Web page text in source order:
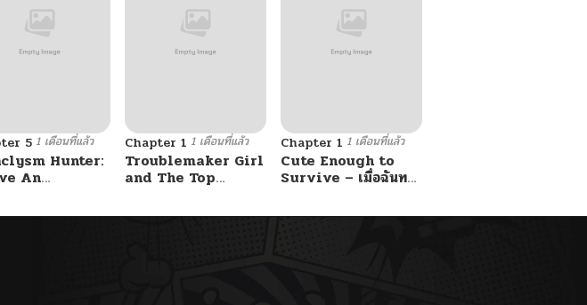
5 1 เดือนที่แล้ว
Hunter:
An
Chapter 1 1 เดือนที่แล้ว
Troublemaker Girl
and The Top
ของสาวแสบกับหนุ่ม
Chapter 1 1 เดือนที่แล้ว
Cute Enough to
Survive – เมื่อฉันทะ
ไร้ค่า ขอเอาตัวรอดด้วย